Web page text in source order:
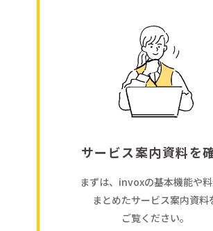
サービス案内資料を
まずは、invoxの基本機能や
まとめたサービス案内資料
ご覧ください。